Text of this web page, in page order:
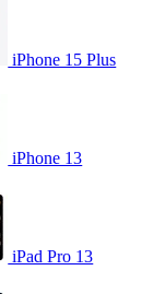
iPhone 15 Plus
iPhone 13
iPad Pro 13